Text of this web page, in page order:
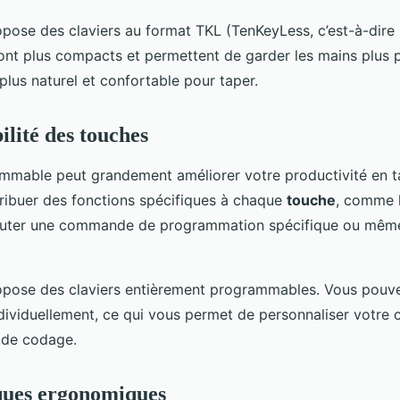
des claviers au format TKL (TenKeyLess, c’est-à-dire
plus compacts et permettent de garder les mains plus
naturel et confortable pour taper.
des touches
peut grandement améliorer votre productivité en
des fonctions spécifiques à chaque touche, comme
une commande de programmation spécifique ou
des claviers entièrement programmables. Vous
ce qui vous permet de personnaliser votre
codage.
ergonomiques